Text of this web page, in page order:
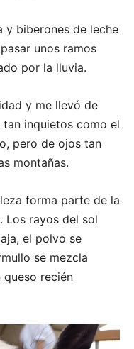
y biberones de leche
unos ramos
por la lluvia.
y me llevó de
tan inquietos como el
pero de ojos tan
montañas.
forma parte de la
. Los rayos del sol
el polvo se
se mezcla
recién